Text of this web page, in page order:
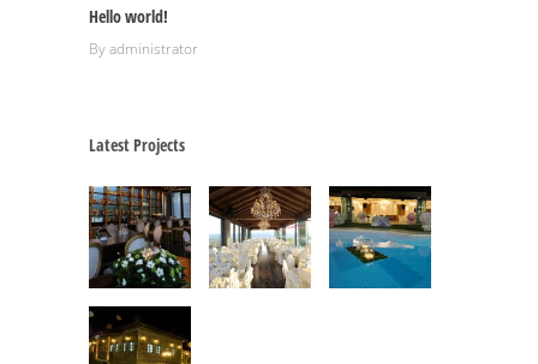
Hello world!
Byadministrator
Latest Projects